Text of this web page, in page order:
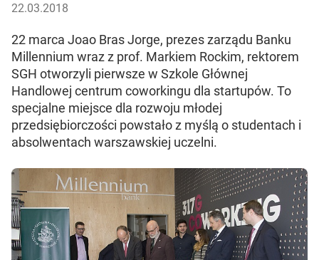
22.03.2018
22 marca Joao Bras Jorge, prezes zarządu Banku
Millennium wraz z prof. Markiem Rockim, rektorem
SGH otworzyli pierwsze w Szkole Głównej
Handlowej centrum coworkingu dla startupów. To
specjalne miejsce dla rozwoju młodej
przedsiębiorczości powstało z myślą o studentach i
absolwentach warszawskiej uczelni.